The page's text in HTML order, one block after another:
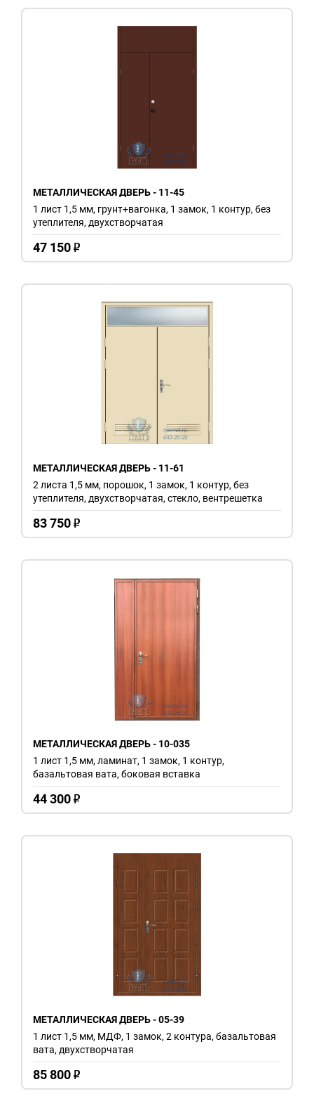
МЕТАЛЛИЧЕСКАЯ ДВЕРЬ - 11-45
47 150 o
1 лист 1,5 мм, грунт+вагонка, 1 замок, 1 контур, без
утеплителя, двухстворчатая
МЕТАЛЛИЧЕСКАЯ ДВЕРЬ - 11-61
83 750 o
2 листа 1,5 мм, порошок, 1 замок, 1 контур, без
утеплителя, двухстворчатая, стекло, вентрешетка
МЕТАЛЛИЧЕСКАЯ ДВЕРЬ - 10-035
44 300 o
1 лист 1,5 мм, ламинат, 1 замок, 1 контур,
базальтовая вата, боковая вставка
МЕТАЛЛИЧЕСКАЯ ДВЕРЬ - 05-39
85 800 o
1 лист 1,5 мм, МДФ, 1 замок, 2 контура, базальтовая
вата, двухстворчатая